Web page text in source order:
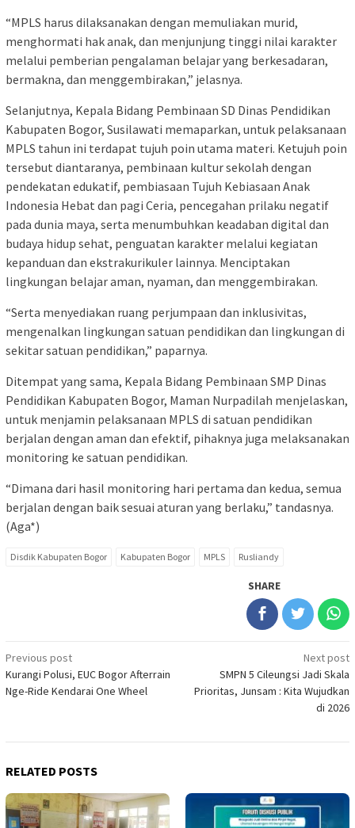
“MPLS harus dilaksanakan dengan memuliakan murid,
menghormati hak anak, dan menjunjung tinggi nilai karakter
melalui pemberian pengalaman belajar yang berkesadaran,
bermakna, dan menggembirakan,” jelasnya.
Selanjutnya, Kepala Bidang Pembinaan SD Dinas Pendidikan
Kabupaten Bogor, Susilawati memaparkan, untuk pelaksanaan
MPLS tahun ini terdapat tujuh poin utama materi. Ketujuh poin
tersebut diantaranya, pembinaan kultur sekolah dengan
pendekatan edukatif, pembiasaan Tujuh Kebiasaan Anak
Indonesia Hebat dan pagi Ceria, pencegahan prilaku negatif
pada dunia maya, serta menumbuhkan keadaban digital dan
budaya hidup sehat, penguatan karakter melalui kegiatan
kepanduan dan ekstrakurikuler lainnya. Menciptakan
lingkungan belajar aman, nyaman, dan menggembirakan.
“Serta menyediakan ruang perjumpaan dan inklusivitas,
mengenalkan lingkungan satuan pendidikan dan lingkungan di
sekitar satuan pendidikan,” paparnya.
Ditempat yang sama, Kepala Bidang Pembinaan SMP Dinas
Pendidikan Kabupaten Bogor, Maman Nurpadilah menjelaskan,
untuk menjamin pelaksanaan MPLS di satuan pendidikan
berjalan dengan aman dan efektif, pihaknya juga melaksanakan
monitoring ke satuan pendidikan.
“Dimana dari hasil monitoring hari pertama dan kedua, semua
berjalan dengan baik sesuai aturan yang berlaku,” tandasnya.
(Aga*)
Disdik Kabupaten Bogor Kabupaten Bogor MPLS Rusliandy
SHARE
Post
navigation
Previous post
Kurangi Polusi, EUC Bogor Afterrain
Nge-Ride Kendarai One Wheel
Next post
SMPN 5 Cileungsi Jadi Skala
Prioritas, Junsam : Kita Wujudkan
di 2026
RELATED POSTS